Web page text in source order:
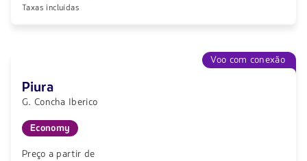
Taxas incluídas
Voo com conexão
Piura
G. Concha Iberico
Economy
Preço a partir de